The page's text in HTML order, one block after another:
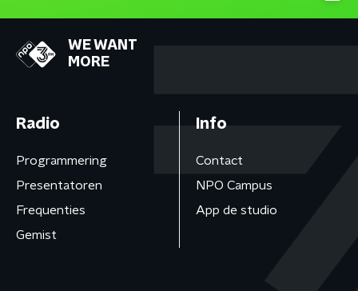
WE WANT
MORE
Radio
Programmering
Presentatoren
Frequenties
Gemist
Info
Contact
NPO Campus
App de studio